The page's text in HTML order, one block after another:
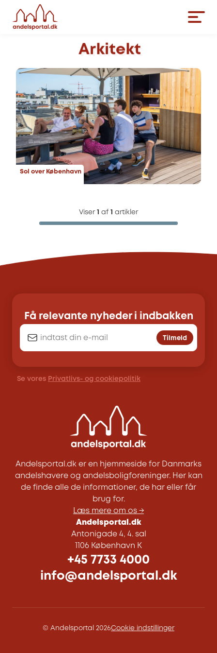
Arkitekt
Sol over København
Viser 1 af 1 artikler
Få relevante nyheder i indbakken
Tilmeld
Se vores Privatlivs- og cookiepolitik
Andelsportal.dk er en hjemmeside for Danmarks
andelshavere og andelsboligforeninger. Her kan
de finde alle de informationer, de har eller får
brug for.
Læs mere om os →
Andelsportal.dk
Antonigade 4, 4. sal
1106 København K
+45 7733 4000
info@andelsportal.dk
© Andelsportal 2026Cookie indstillinger